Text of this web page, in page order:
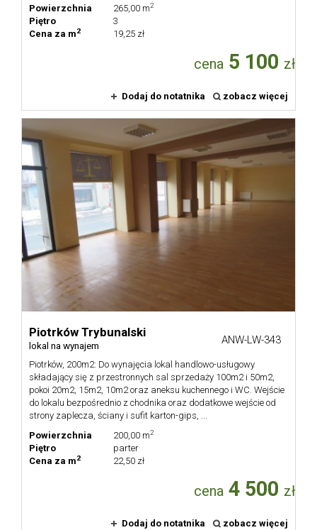
Powierzchnia
265,00 m2
Piętro
3
Cena za m2 19,25 zł
cena 5 100 zł
Dodaj do notatnika zobacz więcej
Piotrków Trybunalski
lokal na wynajem ANW-LW-343
Piotrków, 200m2: Do wynajęcia lokal handlowo-usługowy
składający się z przestronnych sal sprzedaży 100m2 i 50m2,
pokoi 20m2, 15m2, 10m2 oraz aneksu kuchennego i WC. Wejście
do lokalu bezpośrednio z chodnika oraz dodatkowe wejście od
strony zaplecza, ściany i sufit karton-gips, ...
Powierzchnia
200,00 m2
Piętro
parter
Cena za m2 22,50 zł
cena 4 500 zł
Dodaj do notatnika zobacz więcej